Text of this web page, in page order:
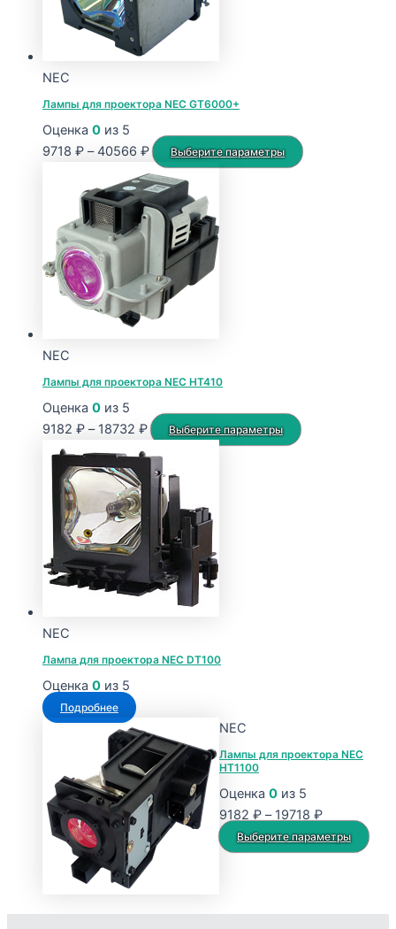
NEC
Лампы для проектора NEC GT6000+
Оценка 0 из 5
9718 ₽ – 40566 ₽Диапазон
цен:
9718 ₽
–
40566 ₽
Выберите параметры
Этот
NEC
Лампы для проектора NEC HT410
Оценка 0 из 5
9182 ₽ – 18732 ₽Диапазон
9182 ₽
18732 ₽
Выберите параметры
Этот
NEC
Лампа для проектора NEC DT100
Оценка 0 из 5
Подробнее
NEC
Лампы для проектора NEC
HT1100
Оценка 0 из 5
9182 ₽ – 19718 ₽Диапазон
цен:
9182 ₽
Выберите параметры